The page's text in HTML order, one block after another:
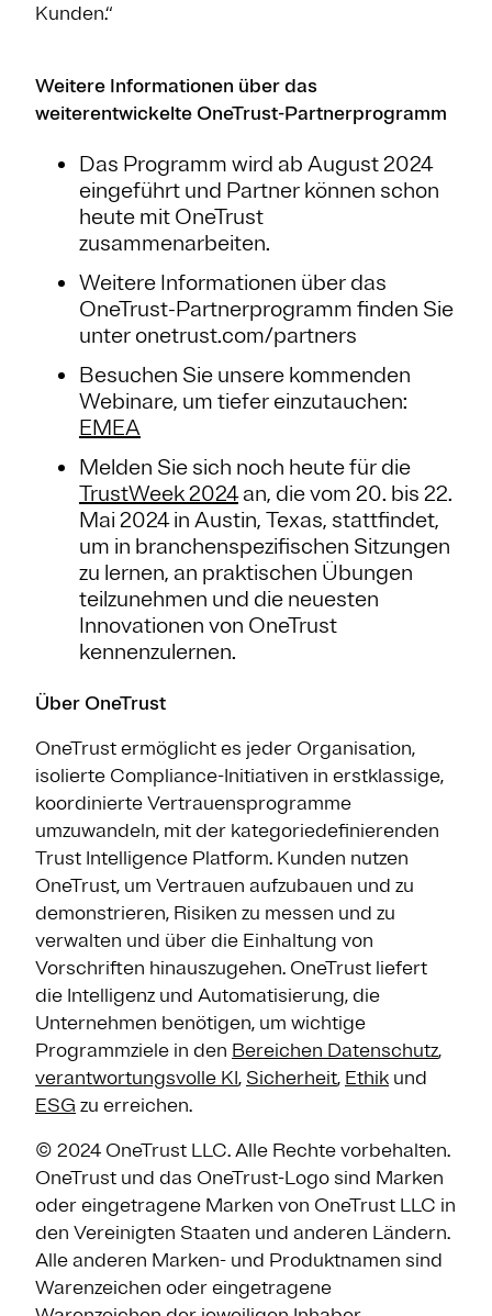
Kunden.“
Weitere Informationen über das
weiterentwickelte OneTrust-Partnerprogramm
Das Programm wird ab August 2024
eingeführt und Partner können schon
heute mit OneTrust
zusammenarbeiten.
Weitere Informationen über das
OneTrust-Partnerprogramm finden Sie
unter onetrust.com/partners
Besuchen Sie unsere kommenden
Webinare, um tiefer einzutauchen:
EMEA
Melden Sie sich noch heute für die
TrustWeek 2024an, die vom 20. bis 22.
Mai 2024 in Austin, Texas, stattfindet,
um in branchenspezifischen Sitzungen
zu lernen, an praktischen Übungen
teilzunehmen und die neuesten
Innovationen von OneTrust
kennenzulernen.
Über OneTrust
OneTrust ermöglicht es jeder Organisation,
isolierte Compliance-Initiativen in erstklassige,
koordinierte Vertrauensprogramme
umzuwandeln, mit der kategoriedefinierenden
Trust Intelligence Platform. Kunden nutzen
OneTrust, um Vertrauen aufzubauen und zu
demonstrieren, Risiken zu messen und zu
verwalten und über die Einhaltung von
Vorschriften hinauszugehen. OneTrust liefert
die Intelligenz und Automatisierung, die
Unternehmen benötigen, um wichtige
Programmziele in den Bereichen Datenschutz,
verantwortungsvolle KI, Sicherheit, Ethik und
ESG zu erreichen.
© 2024 OneTrust LLC. Alle Rechte vorbehalten.
OneTrust und das OneTrust-Logo sind Marken
oder eingetragene Marken von OneTrust LLC in
den Vereinigten Staaten und anderen Ländern.
Alle anderen Marken- und Produktnamen sind
Warenzeichen oder eingetragene